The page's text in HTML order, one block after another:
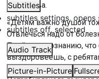
Subtitles
subtitles settings, opens
subtitles off, selected
Audio Track
Picture-in-Picture
Васильева.
«Детям важно душой
Отвлечься надо от
Прийти к осознанию,
выздоровеешь, с
баловаться, – добавил